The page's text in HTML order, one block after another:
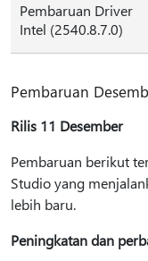
Pembaruan Driver
Intel (2540.8.7.0)
Pembaruan
Rilis 11 Desember
Pembaruan berikut
Studio yang
lebih baru.
Peningkatan dan